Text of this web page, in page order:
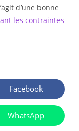
d’une bonne
les contraintes
Ouvrir
dans
une
autre
fenêtre
Facebook
Ouvrir
dans
WhatsApp